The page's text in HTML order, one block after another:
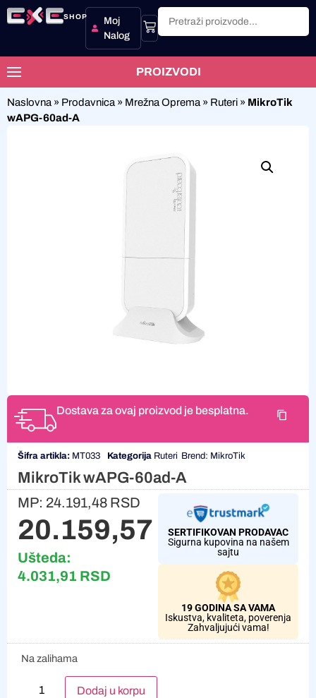
SHOP
Moj
Nalog
PROIZVODI
Naslovna » Prodavnica » Mrežna Oprema » Ruteri » MikroTik
wAPG-60ad-A
Dostava za ovaj proizvod je besplatna.
Šifra artikla: MT033 Kategorija Ruteri Brend: MikroTik
MikroTik wAPG-60ad-A
MP: 24.191,48 RSD
20.159,57 RSD
Ušteda:
4.031,91 RSD
SERTIFIKOVAN PRODAVAC
Sigurna kupovina na našem
sajtu
19 GODINA SA VAMA
Iskustva, kvaliteta, poverenja
Zahvaljujući vama!
Na zalihama
Dodaj u korpu